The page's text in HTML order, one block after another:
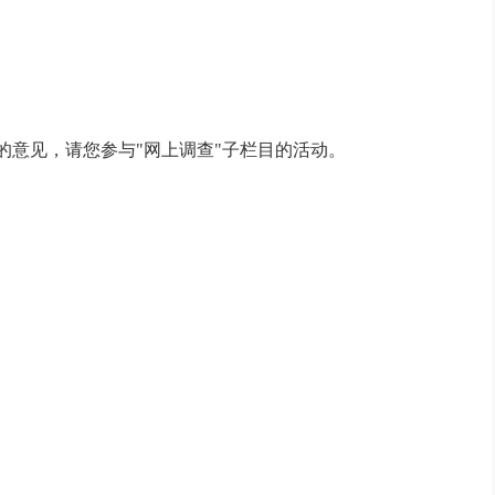
见，请您参与"网上调查"子栏目的活动。